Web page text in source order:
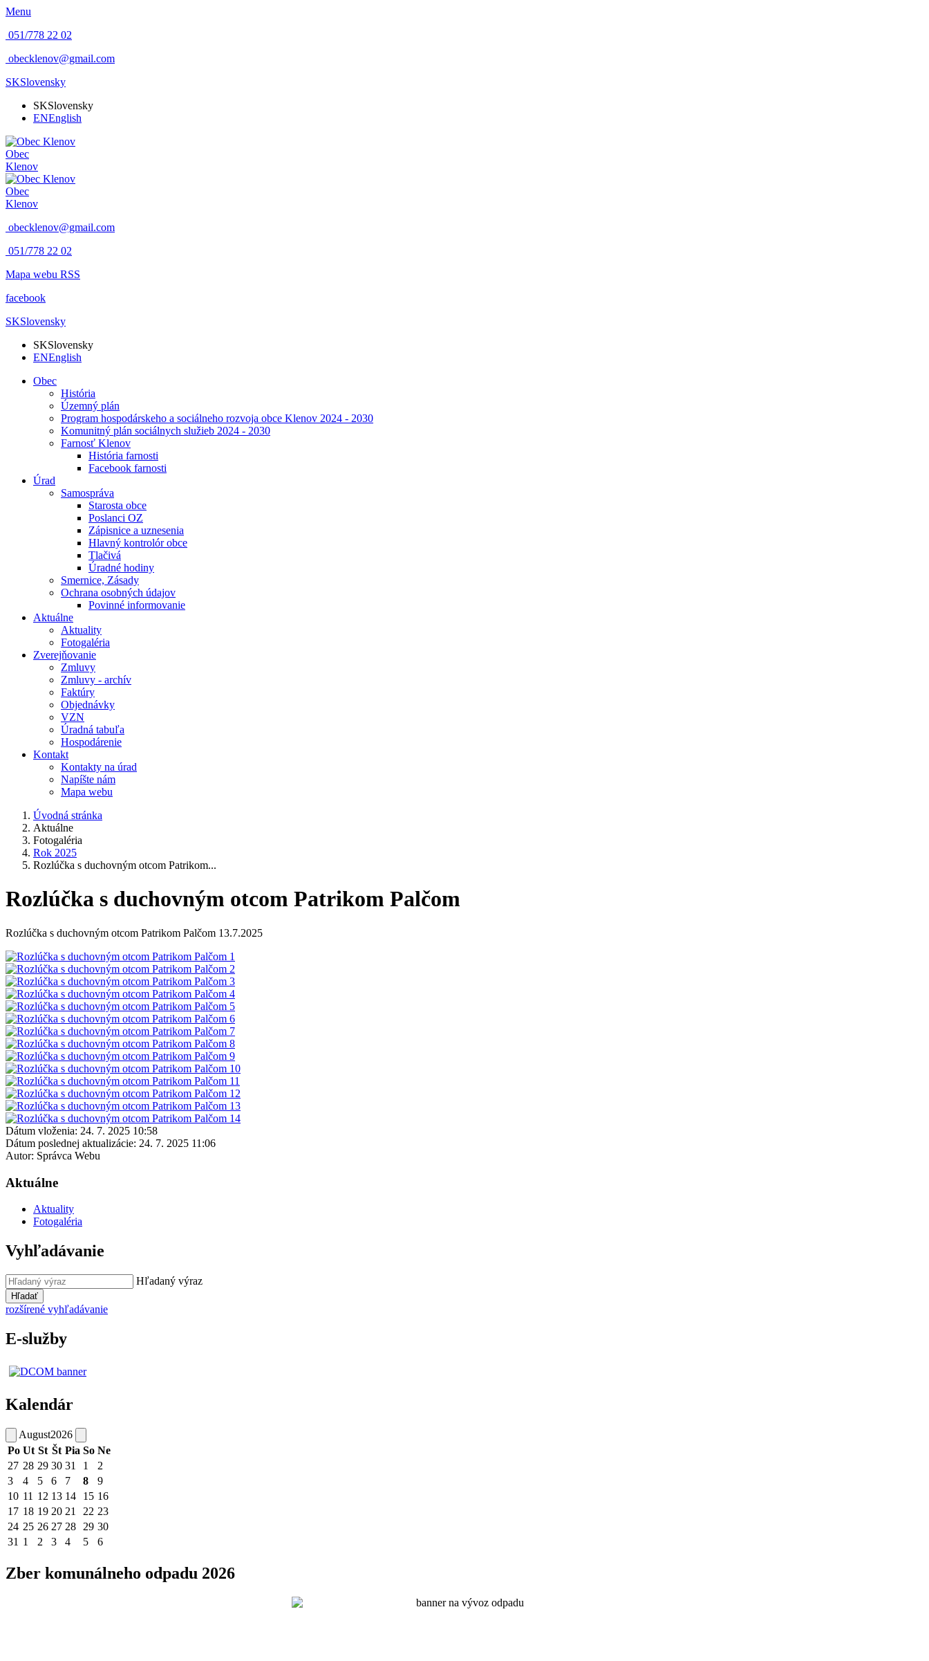
Menu
051/778 22 02
obecklenov@gmail.com
SKSlovensky
SKSlovensky
ENEnglish
Obec
Klenov
Obec
Klenov
obecklenov@gmail.com
051/778 22 02
Mapa webu RSS
facebook
SKSlovensky
SKSlovensky
ENEnglish
Obec
História
Územný plán
Program hospodárskeho a sociálneho rozvoja obce Klenov 2024 - 2030
Komunitný plán sociálnych služieb 2024 - 2030
Farnosť Klenov
História farnosti
Facebook farnosti
Úrad
Samospráva
Starosta obce
Poslanci OZ
Zápisnice a uznesenia
Hlavný kontrolór obce
Tlačivá
Úradné hodiny
Smernice, Zásady
Ochrana osobných údajov
Povinné informovanie
Aktuálne
Aktuality
Fotogaléria
Zverejňovanie
Zmluvy
Zmluvy - archív
Faktúry
Objednávky
VZN
Úradná tabuľa
Hospodárenie
Kontakt
Kontakty na úrad
Napíšte nám
Mapa webu
Úvodná stránka
Aktuálne
Fotogaléria
Rok 2025
Rozlúčka s duchovným otcom Patrikom...
Rozlúčka s duchovným otcom Patrikom Palčom
Rozlúčka s duchovným otcom Patrikom Palčom 13.7.2025
Dátum vloženia: 24. 7. 2025 10:58
Dátum poslednej aktualizácie: 24. 7. 2025 11:06
Autor: Správca Webu
Aktuálne
Aktuality
Fotogaléria
Vyhľadávanie
Hľadaný výraz
Hľadať
rozšírené vyhľadávanie
E-služby
Kalendár
August2026
Po Ut St Št Pia So Ne
27 28 29 30 31 1
2
3
4 5 6 7 8
9
10 11 12 13 14 15 16
17 18 19 20 21 22 23
24 25 26 27 28 29 30
31 1 2 3 4 5 6
Zber komunálneho odpadu 2026